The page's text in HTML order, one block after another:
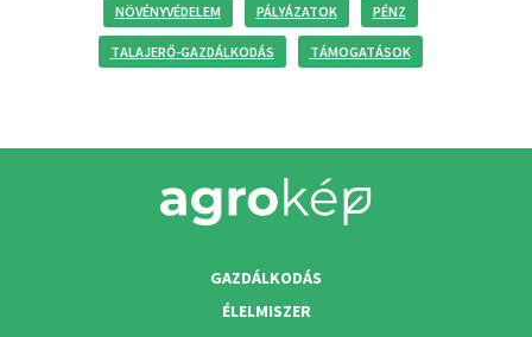
NÖVÉNYVÉDELEM PÁLYÁZATOK PÉNZ
TALAJERŐ-GAZDÁLKODÁS TÁMOGATÁSOK
GAZDÁLKODÁS
ÉLELMISZER